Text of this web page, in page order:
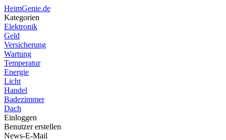
HeimGenie.de
Kategorien
Elektronik
Geld
Versicherung
Wartung
Temperatur
Energie
Licht
Handel
Badezimmer
Dach
Einloggen
Benutzer erstellen
News-E-Mail